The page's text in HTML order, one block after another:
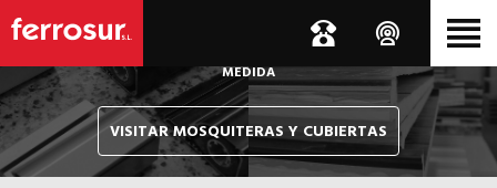
Le hacemos llegar, allí donde esté, y en tiempo récord,
sus pedidos de mosquiteras y sistemas de cubiertas confeccionados A
MEDIDA
VISITAR MOSQUITERAS Y CUBIERTAS